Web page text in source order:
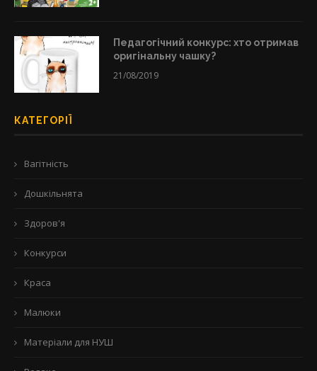
Педагогічний конкурс: хто отримав
оригінальну чашку?
21/08/2019
КАТЕГОРІЇ
Вагітність
Дошкільнята
Здоров'я
Конкурси
Краса
Малюки
Матеріали для НУШ